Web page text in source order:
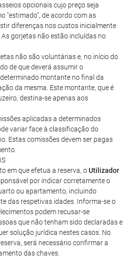
opcionais cujo preço seja
"estimado", de acordo com as
diferenças nos custos inicialmente
gorjetas não estão incluídas no
não são voluntárias e, no início do
de que deverá assumir o
montante no final da
da mesma. Este montante, que é
destina-se apenas aos
aplicadas a determinados
variar face à classificação do
Estas comissões devem ser pagas
em que efetua a reserva, oUtilizador
por indicar corretamente o
ou apartamento, incluindo
das respetivas idades. Informa-se o
podem recusar-se
que não tenham sido declaradas e
solução jurídica nestes casos. No
será necessário confirmar a
das chaves.